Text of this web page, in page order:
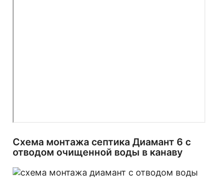
Схема монтажа септика Диамант 6 с
отводом очищенной воды в канаву